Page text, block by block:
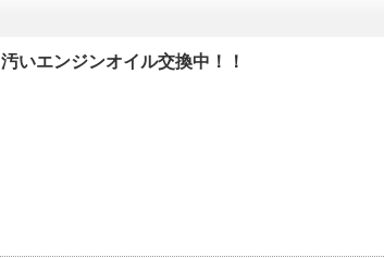
汚いエンジンオイル交換中！！